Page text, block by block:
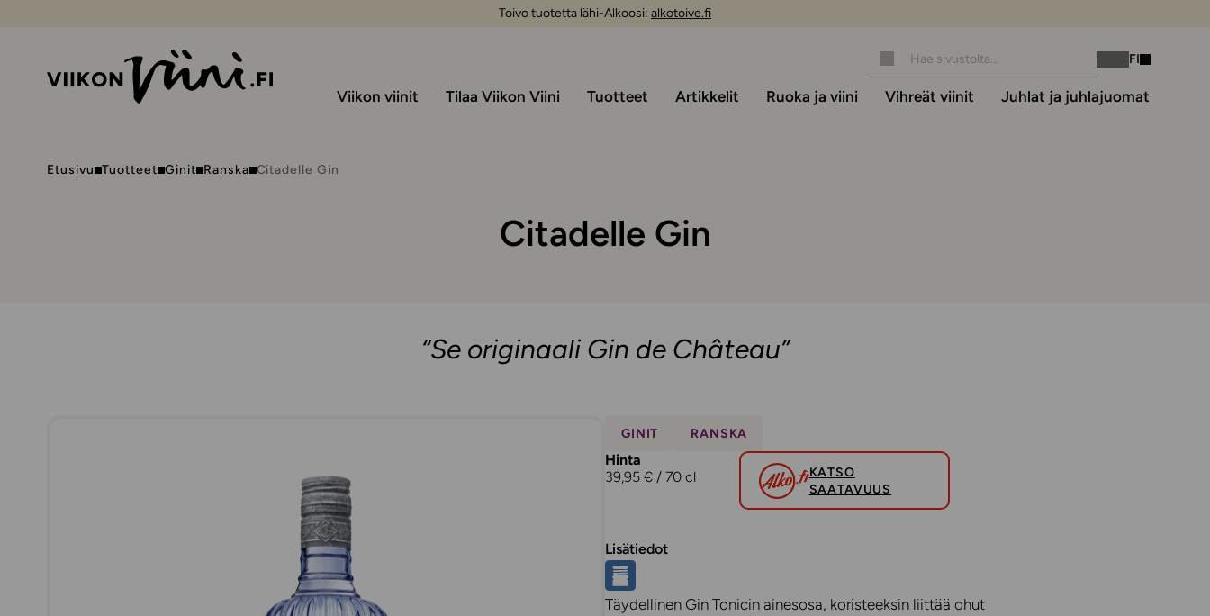
Toivo tuotetta lähi-Alkoosi: alkotoive.fi
Instagram
Facebook
FI
Viikon viinit Tilaa Viikon Viini Tuotteet Artikkelit Ruoka ja viini Vihreät viinit Juhlat ja juhlajuomat
Etusivu Tuotteet Ginit Ranska Citadelle Gin
Citadelle Gin
“Se originaali Gin de Château”
GINIT RANSKA
Hinta
39,95 € / 70 cl
KATSO
SAATAVUUS
Lisätiedot
Täydellinen Gin Tonicin ainesosa, koristeeksin liittää ohut